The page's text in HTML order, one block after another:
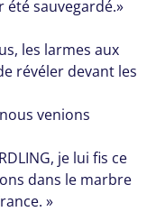
sauvegardé.»
les larmes aux
révéler devant les
venions
je lui fis ce
dans le marbre
»